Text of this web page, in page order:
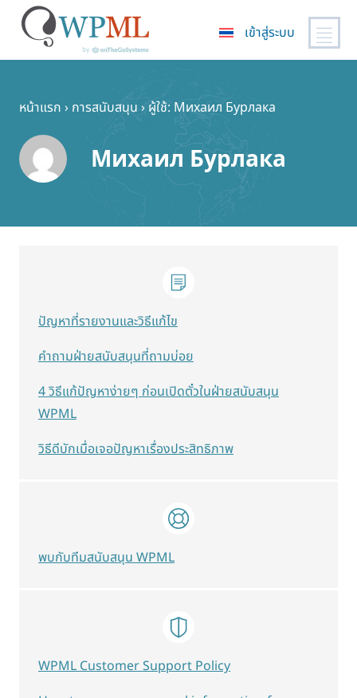
หลัก
เข้าสู่ระบบ
หน้าแรก › การสนับสนุน › ผู้ใช้: Михаил Бурлака
Михаил Бурлака
ปัญหาที่รายงานและวิธีแก้ไข
คำถามฝ่ายสนับสนุนที่ถามบ่อย
4 วิธีแก้ปัญหาง่ายๆ ก่อนเปิดตั๋วในฝ่ายสนับสนุน
WPML
วิธีดีบักเมื่อเจอปัญหาเรื่องประสิทธิภาพ
พบกับทีมสนับสนุน WPML
WPML Customer Support Policy